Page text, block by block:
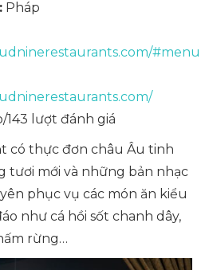
Pháp
#menu
143 lượt đánh giá
có thực đơn châu Âu tinh
tươi mới và những bản nhạc
phục vụ các món ăn kiểu
như cá hồi sốt chanh dây,
rừng…